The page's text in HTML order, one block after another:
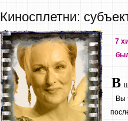
Киносплетни:
7
В
Вы